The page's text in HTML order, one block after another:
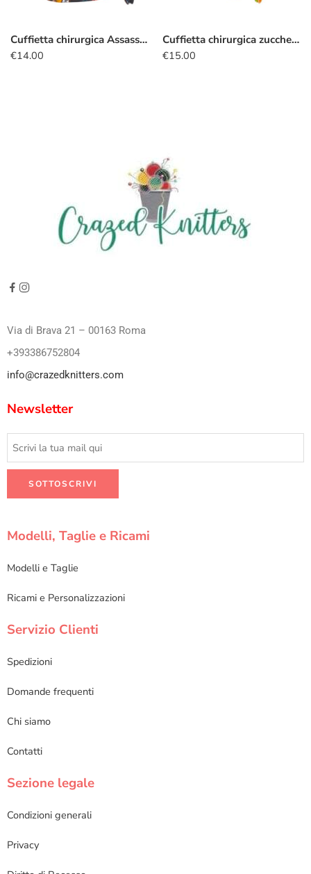
Cuffietta chirurgica Assassini horror
€14.00
Cuffietta chirurgica zucche fantasma
€15.00
Via di Brava 21 – 00163 Roma
+393386752804
info@crazedknitters.com
Newsletter
Modelli, Taglie e Ricami
Modelli e Taglie
Ricami e Personalizzazioni
Servizio Clienti
Spedizioni
Domande frequenti
Chi siamo
Contatti
Sezione legale
Condizioni generali
Privacy